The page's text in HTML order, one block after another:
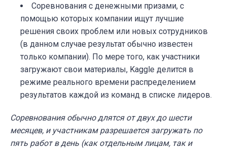
Соревнования с денежными призами, с
помощью которых компании ищут лучшие
решения своих проблем или новых сотрудников
(в данном случае результат обычно известен
только компании). По мере того, как участники
загружают свои материалы, Kaggle делится в
режиме реального времени распределением
результатов каждой из команд в списке лидеров.
Соревнования обычно длятся от двух до шести
месяцев, и участникам разрешается загружать по
пять работ в день (как отдельным лицам, так и